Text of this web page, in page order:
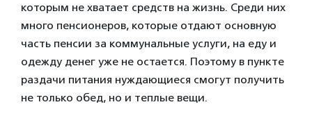
которым не хватает средств на жизнь. Среди них
много пенсионеров, которые отдают основную
часть пенсии за коммунальные услуги, на еду и
одежду денег уже не остается. Поэтому в пункте
раздачи питания нуждающиеся смогут получить
не только обед, но и теплые вещи.